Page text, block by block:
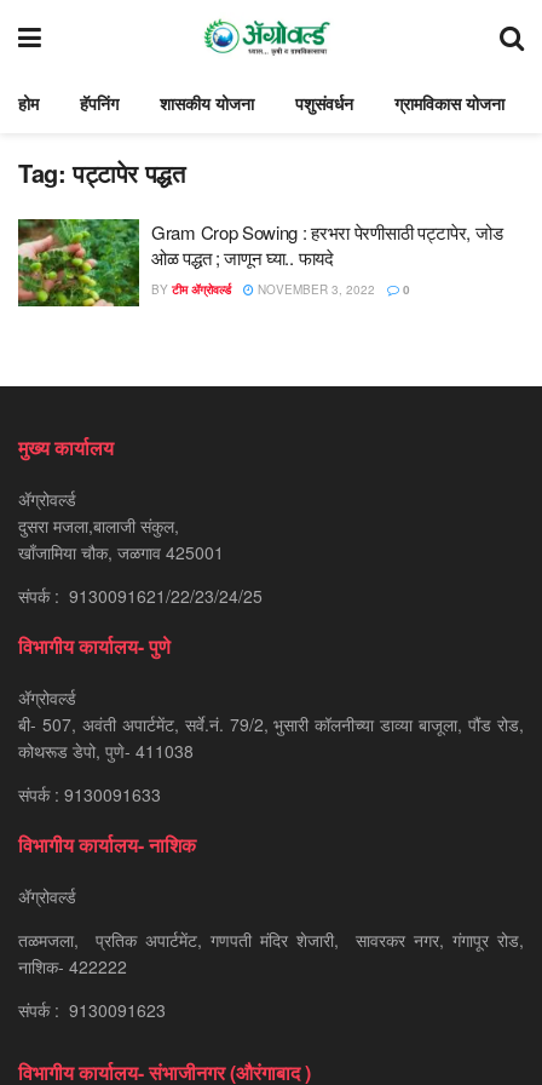
होम हॅपनिंग शासकीय योजना पशुसंवर्धन ग्रामविकास योजना
Tag:पट्टापेर पद्धत
Gram Crop Sowing : हरभरा पेरणीसाठी पट्टापेर, जोड
ओळ पद्धत ; जाणून घ्या.. फायदे
BY टीम ॲग्रोवर्ल्ड NOVEMBER 3, 2022 0
मुख्य कार्यालय
ॲग्रोवर्ल्ड
दुसरा मजला,बालाजी संकुल,
खाँजामिया चौक, जळगाव 425001
संपर्क : 9130091621/22/23/24/25
विभागीय कार्यालय- पुणे
ॲग्रोवर्ल्ड
बी- 507, अवंती अपार्टमेंट, सर्वे.नं. 79/2, भुसारी कॉलनीच्या डाव्या बाजूला, पौंड रोड,
कोथरूड डेपो, पुणे- 411038
संपर्क : 9130091633
विभागीय कार्यालय- नाशिक
ॲग्रोवर्ल्ड
तळमजला, प्रतिक अपार्टमेंट, गणपती मंदिर शेजारी, सावरकर नगर, गंगापूर रोड,
नाशिक- 422222
संपर्क : 9130091623
विभागीय कार्यालय- संभाजीनगर (औरंगाबाद )